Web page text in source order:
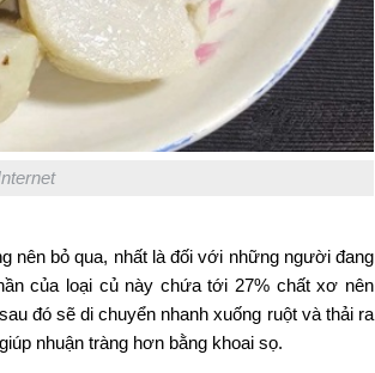
nên bỏ qua, nhất là đối với những người đang
của loại củ này chứa tới 27% chất xơ nên
đó sẽ di chuyển nhanh xuống ruột và thải ra
nhuận tràng hơn bằng khoai sọ.